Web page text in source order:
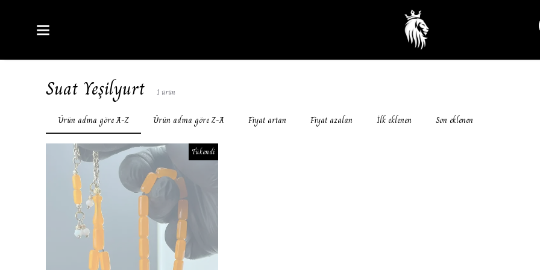
Suat Yeşilyurt 1 ürün
Ürün adına göre A-Z Ürün adına göre Z-A Fiyat artan Fiyat azalan İlk eklenen Son eklenen
Tükendi